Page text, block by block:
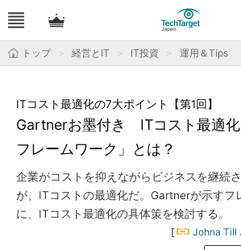
トップ 経営とIT IT投資 運用＆Tips
Gartnerお墨付き ITコスト最適
フレームワーク」とは？
ITコスト最適化の7大ポイント【第1回】
企業がコストを抑えながらビジネスを継続
が、ITコストの最適化だ。Gartnerが示すフ
に、ITコスト最適化の具体策を検討する。
[ Johna Till